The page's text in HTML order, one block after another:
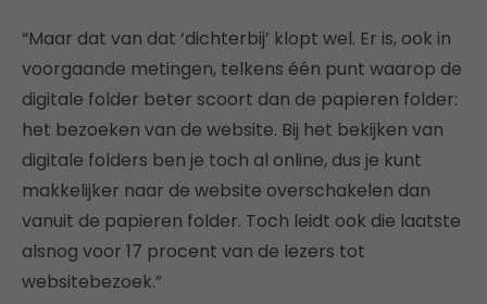
“Maar dat van dat ‘dichterbij’ klopt wel. Er is, ook in
voorgaande metingen, telkens één punt waarop de
digitale folder beter scoort dan de papieren folder:
het bezoeken van de website. Bij het bekijken van
digitale folders ben je toch al online, dus je kunt
makkelijker naar de website overschakelen dan
vanuit de papieren folder. Toch leidt ook die laatste
alsnog voor 17 procent van de lezers tot
websitebezoek.”